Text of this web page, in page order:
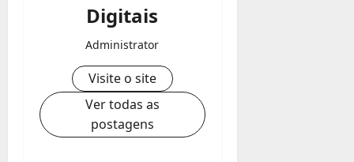
Digitais
Administrator
Visite o site
Ver todas as
postagens